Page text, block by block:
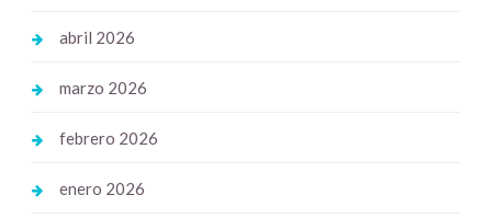
abril 2026
marzo 2026
febrero 2026
enero 2026